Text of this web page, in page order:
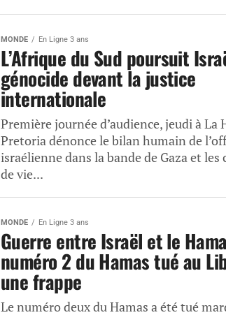
MONDE En Ligne 3 ans
L’Afrique du Sud poursuit
génocide devant la justice
internationale
Première journée d’audience, jeudi à La
Pretoria dénonce le bilan humain de
israélienne dans la bande de Gaza et
de vie...
MONDE En Ligne 3 ans
Guerre entre Israël et le
numéro 2 du Hamas tué au
une frappe
Le numéro deux du Hamas a été tué